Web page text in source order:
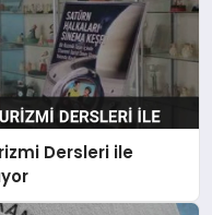
Dersleri ile